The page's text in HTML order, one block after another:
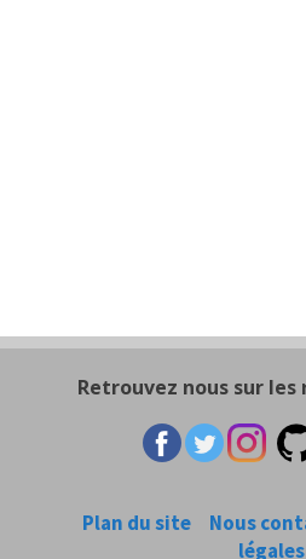
Retrouvez nous sur les
Plan du site Nous
légales